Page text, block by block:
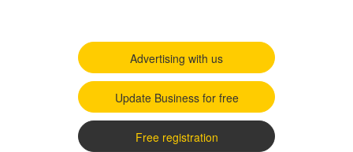
Advertising with us
Update Business for free
Free registration